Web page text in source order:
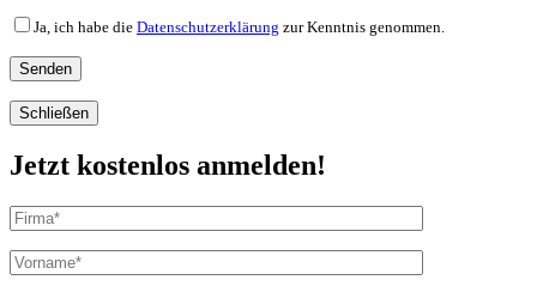
Ja, ich habe die Datenschutzerklärung zur Kenntnis genommen.
Schließen
Jetzt kostenlos anmelden!